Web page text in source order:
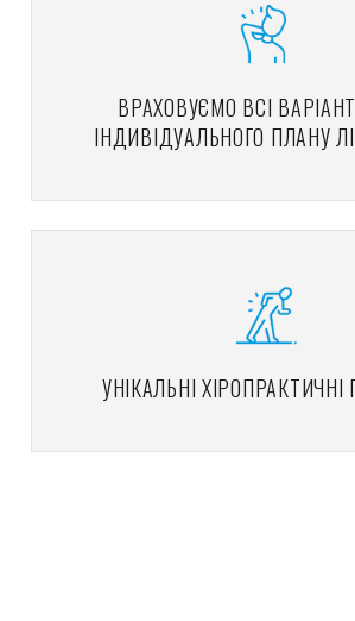
ВРАХОВУЄМО ВСІ
ІНДИВІДУАЛЬНОГО ПЛАНУ
УНІКАЛЬНІ ХІРОПРАКТИЧНІ